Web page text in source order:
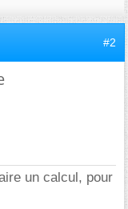
#2
un calcul, pour